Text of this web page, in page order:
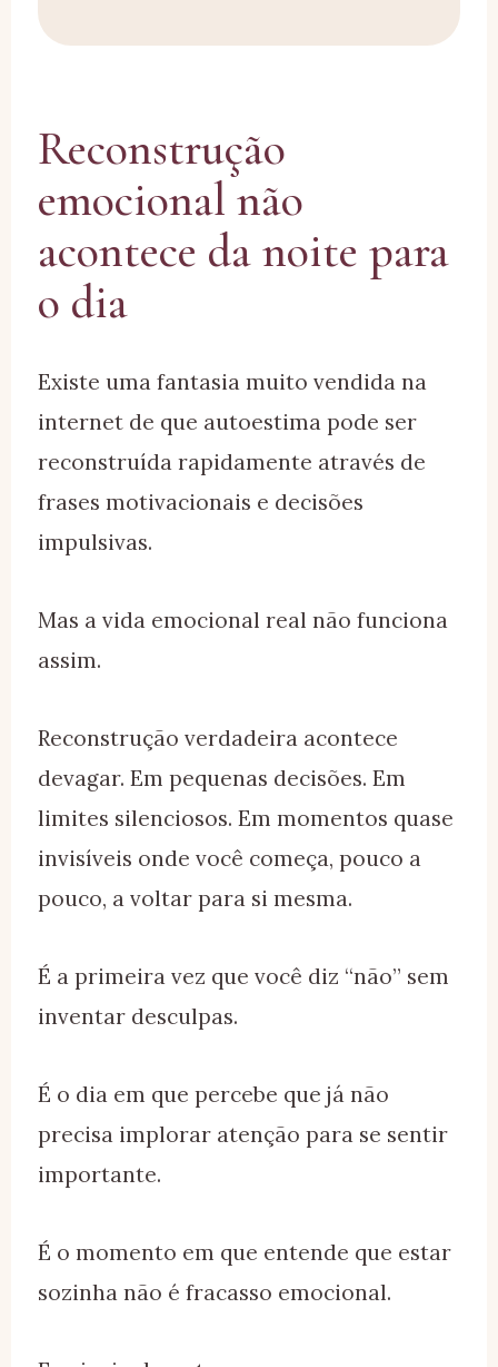
Reconstrução
emocional não
acontece da noite para
o dia
Existe uma fantasia muito vendida na
internet de que autoestima pode ser
reconstruída rapidamente através de
frases motivacionais e decisões
impulsivas.
Mas a vida emocional real não funciona
assim.
Reconstrução verdadeira acontece
devagar. Em pequenas decisões. Em
limites silenciosos. Em momentos quase
invisíveis onde você começa, pouco a
pouco, a voltar para si mesma.
É a primeira vez que você diz “não” sem
inventar desculpas.
É o dia em que percebe que já não
precisa implorar atenção para se sentir
importante.
É o momento em que entende que estar
sozinha não é fracasso emocional.